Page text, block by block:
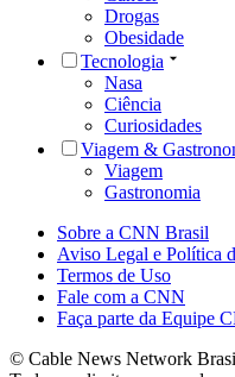
Drogas
Obesidade
Tecnologia
Nasa
Ciência
Curiosidades
Viagem &
Viagem
Gastronomia
Sobre a CNN Brasil
Aviso Legal e Política
Termos de Uso
Fale com a CNN
Faça parte da Equipe
© Cable News Network